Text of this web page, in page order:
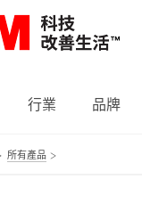
行業 品牌
所有產品